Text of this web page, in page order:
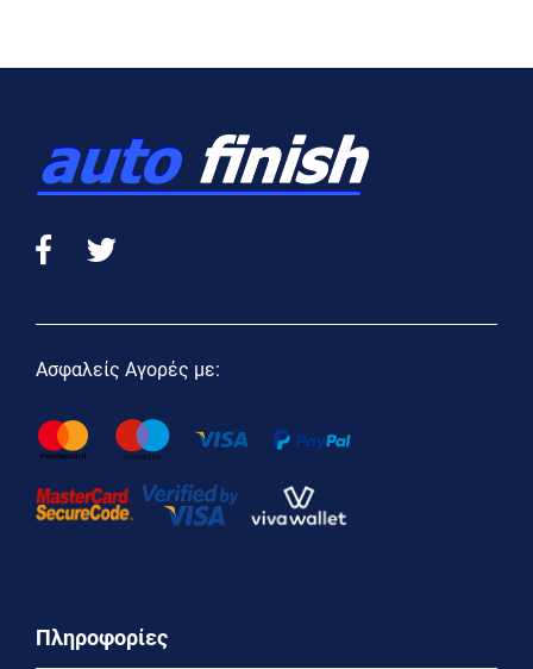
Ασφαλείς Αγορές με:
Πληροφορίες